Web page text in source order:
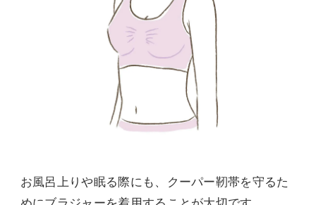
お風呂上りや眠る際にも、クーパー靭帯を守るた